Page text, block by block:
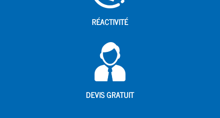
RÉACTIVITÉ
DEVIS GRATUIT